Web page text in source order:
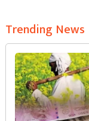
Trending News